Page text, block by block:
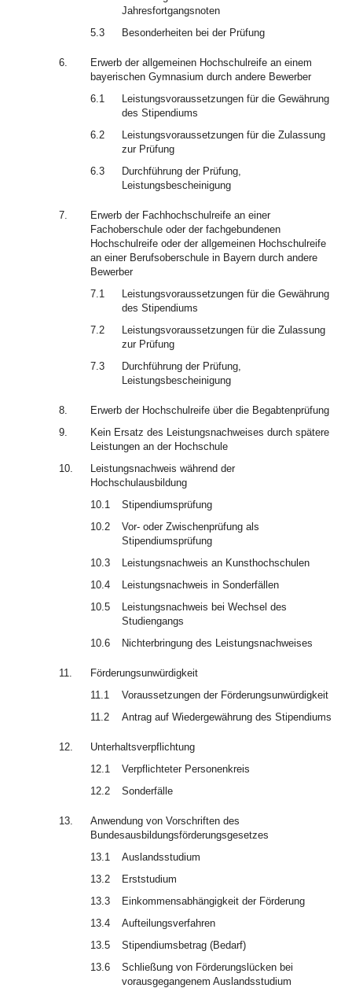
Jahresfortgangsnoten
5.3
Besonderheiten bei der Prüfung
6.
Erwerb der allgemeinen Hochschulreife an einem
bayerischen Gymnasium durch andere Bewerber
6.1
Leistungsvoraussetzungen für die Gewährung
des Stipendiums
6.2
Leistungsvoraussetzungen für die Zulassung
zur Prüfung
6.3
Durchführung der Prüfung,
Leistungsbescheinigung
7.
Erwerb der Fachhochschulreife an einer
Fachoberschule oder der fachgebundenen
Hochschulreife oder der allgemeinen Hochschulreife
an einer Berufsoberschule in Bayern durch andere
Bewerber
7.1
Leistungsvoraussetzungen für die Gewährung
des Stipendiums
7.2
Leistungsvoraussetzungen für die Zulassung
zur Prüfung
7.3
Durchführung der Prüfung,
Leistungsbescheinigung
8.
Erwerb der Hochschulreife über die Begabtenprüfung
9.
Kein Ersatz des Leistungsnachweises durch spätere
Leistungen an der Hochschule
10.
Leistungsnachweis während der
Hochschulausbildung
10.1
Stipendiumsprüfung
10.2
Vor- oder Zwischenprüfung als
Stipendiumsprüfung
10.3
Leistungsnachweis an Kunsthochschulen
10.4
Leistungsnachweis in Sonderfällen
10.5
Leistungsnachweis bei Wechsel des
Studiengangs
10.6
Nichterbringung des Leistungsnachweises
11.
Förderungsunwürdigkeit
11.1
Voraussetzungen der Förderungsunwürdigkeit
11.2
Antrag auf Wiedergewährung des Stipendiums
12.
Unterhaltsverpflichtung
12.1
Verpflichteter Personenkreis
12.2
Sonderfälle
13.
Anwendung von Vorschriften des
Bundesausbildungsförderungsgesetzes
13.1
Auslandsstudium
13.2
Erststudium
13.3
Einkommensabhängigkeit der Förderung
13.4
Aufteilungsverfahren
13.5
Stipendiumsbetrag (Bedarf)
13.6
Schließung von Förderungslücken bei
vorausgegangenem Auslandsstudium